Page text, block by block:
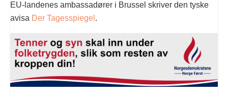
EU-landenes ambassadører i Brussel skriver den tyske
avisa Der Tagesspiegel .